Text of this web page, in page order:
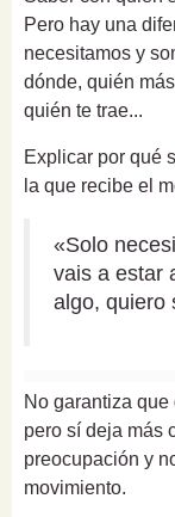
Pero hay una
necesitamos y
dónde, quién
quién te trae...
Explicar por qué
la que recibe el
«Solo
vais a estar
algo, quiero
No garantiza
pero sí deja más
preocupación y
movimiento.